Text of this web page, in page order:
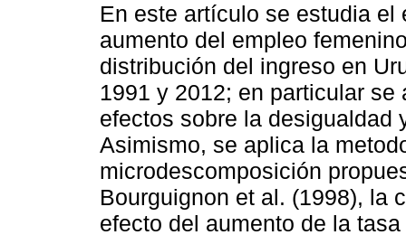
En este artículo se estudia el
aumento del empleo
distribución del ingreso en
1991 y 2012; en particular se
efectos sobre la desigualdad
Asimismo, se aplica la
microdescomposición
Bourguignon et al. (1998), la
efecto del aumento de la